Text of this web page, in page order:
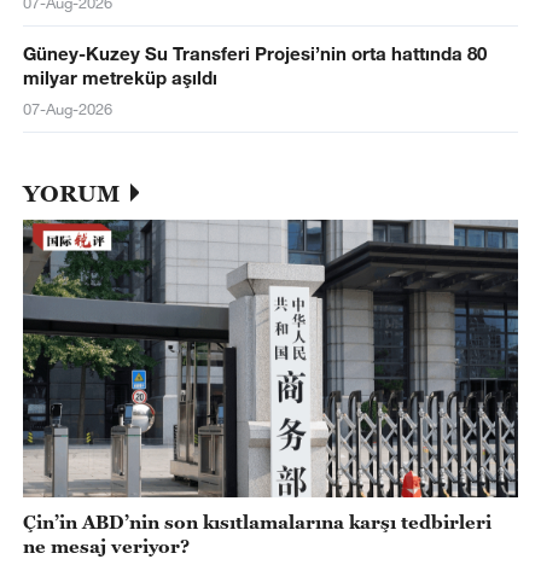
Güney-Kuzey Su Transferi Projesi’nin orta hattında 80
milyar metreküp aşıldı
07-Aug-2026
YORUM
Çin’in ABD’nin son kısıtlamalarına karşı tedbirleri
ne mesaj veriyor?